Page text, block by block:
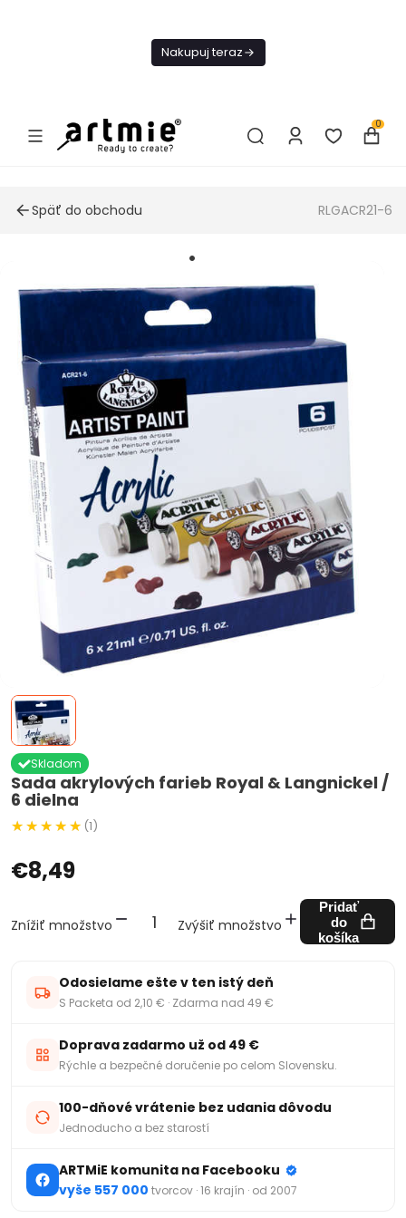
Nakupuj teraz
0
Späť do obchodu RLGACR21-6
Sada akrylových farieb Royal & Langnickel /
6 dielna
Skladom
(1)
€8,49
Znížiť množstvo Zvýšiť množstvo
Pridať
do
košíka
Odosielame ešte v ten istý deň
S Packeta od 2,10 € · Zdarma nad 49 €
Doprava zadarmo už od 49 €
Rýchle a bezpečné doručenie po celom Slovensku.
100-dňové vrátenie bez udania dôvodu
Jednoducho a bez starostí
ARTMiE komunita na Facebooku
vyše 557 000 tvorcov · 16 krajín · od 2007